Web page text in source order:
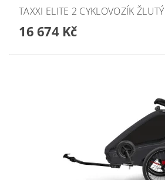
TAXXI ELITE 2 CYKLOVOZÍK ŽLUTÝ
16 674 Kč